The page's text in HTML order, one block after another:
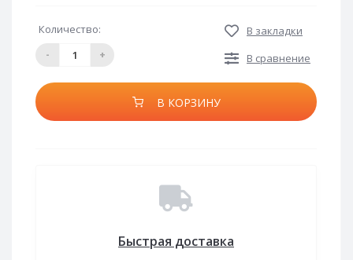
Количество:
-
+
В закладки
В сравнение
В КОРЗИНУ
Быстрая доставка